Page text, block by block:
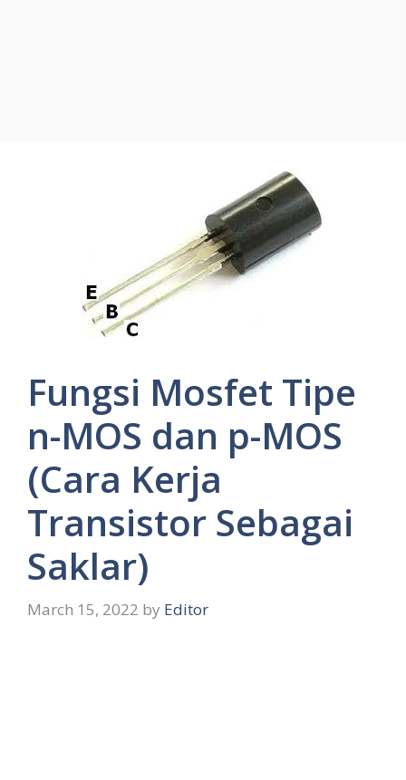
Fungsi Mosfet Tipe
n-MOS dan p-MOS
(Cara Kerja
Transistor Sebagai
Saklar)
March 15, 2022 by Editor